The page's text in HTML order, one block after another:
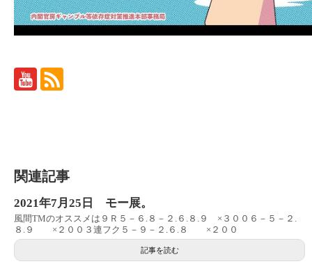
関連記事
2021年7月25日 モー展。
風間TMのオススメは９Ｒ５－６.８－２.６.８.９ ×３００６－５－２.
８.９ ×２００３連フク５－９－２.６.８ ×２００
記事を読む